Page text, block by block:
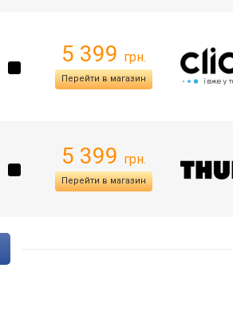
5 399 грн.
Перейти в магазин
5 399 грн.
Перейти в магазин